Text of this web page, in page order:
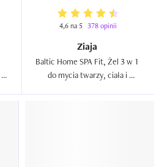
4,6 na 5 378 opinii
Ziaja
Baltic Home SPA Fit, Żel 3 w 1
do mycia twarzy, ciała i